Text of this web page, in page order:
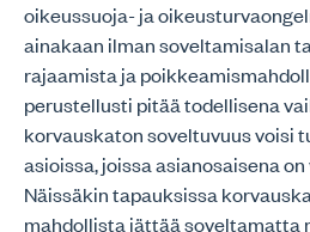
oikeussuoja- ja
ainakaan ilman soveltamisalan
rajaamista ja
perustellusti pitää todellisena
korvauskaton soveltuvuus voisi
asioissa, joissa asianosaisena
Näissäkin tapauksissa
mahdollista jättää soveltamatta